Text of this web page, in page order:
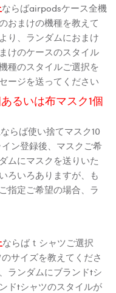
ならばairpodsケース全機
おまけの機種を教えて
り、ランダムにおまけ
けのケースのスタイル
種のスタイルご選択を
ージを送ってください
るいは布マスク1個
らば使い捨てマスク10
ン登録後、マスクご希
ムにマスクを送りいた
ろいろありますが、も
指定ご希望の場合、ラ
ならばｔシャツご選択
サイズを教えてくださ
ランダムにブランドtシ
ドtシャツのスタイルが